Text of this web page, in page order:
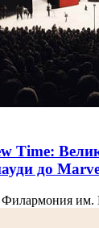
Time:
до
Филармония им.